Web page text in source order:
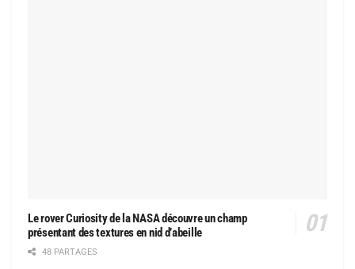
Le rover Curiosity de la NASA découvre un champ
présentant des textures en nid d’abeille
48 PARTAGES